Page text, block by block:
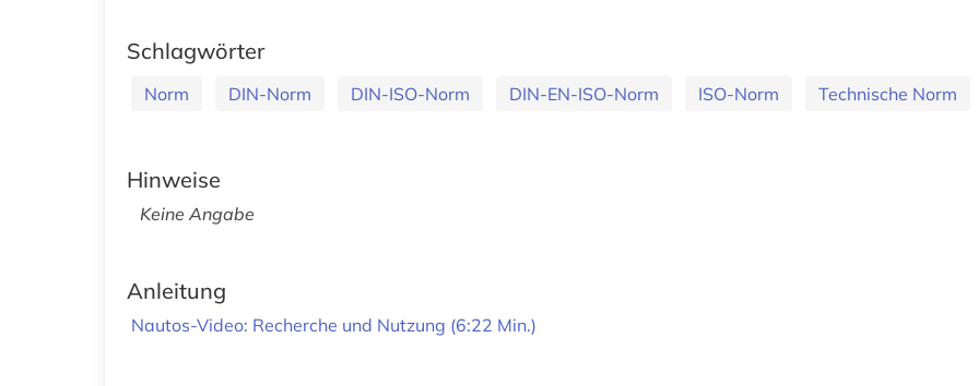
Schlagwörter
Norm DIN-Norm DIN-ISO-Norm DIN-EN-ISO-Norm ISO-Norm Technische Norm
Hinweise
Keine Angabe
Anleitung
Nautos-Video: Recherche und Nutzung (6:22 Min.)